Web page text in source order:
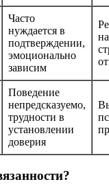
Часто
нуждается в
подтверждении,
эмоционально
зависим
Поведение
непредсказуемо,
трудности в
установлении
доверия